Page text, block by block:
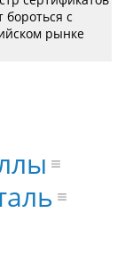
бороться с
рынке